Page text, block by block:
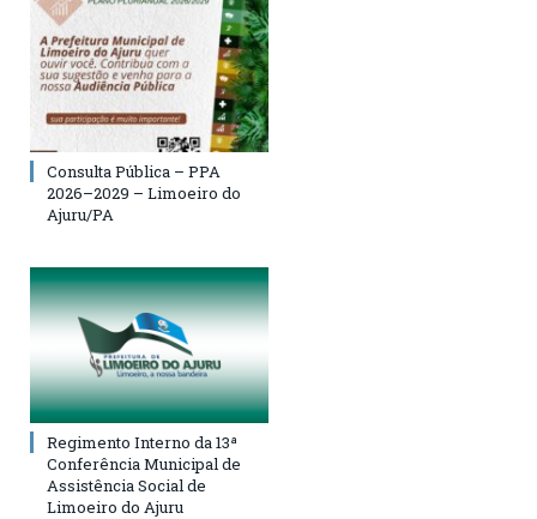
Consulta Pública – PPA
2026–2029 – Limoeiro do
Ajuru/PA
Regimento Interno da 13ª
Conferência Municipal de
Assistência Social de
Limoeiro do Ajuru